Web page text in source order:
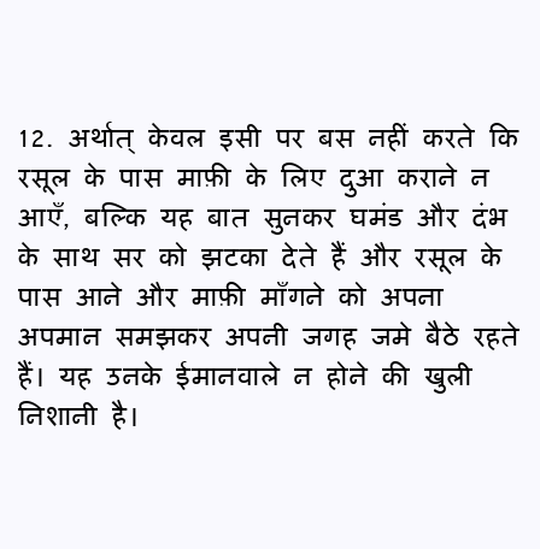
12. अर्थात् केवल इसी पर बस नहीं करते कि
रसूल के पास माफ़ी के लिए दुआ कराने न
आएँ, बल्कि यह बात सुनकर घमंड और दंभ
के साथ सर को झटका देते हैं और रसूल के
पास आने और माफ़ी माँगने को अपना
अपमान समझकर अपनी जगह जमे बैठे रहते
हैं। यह उनके ईमानवाले न होने की खुली
निशानी है।